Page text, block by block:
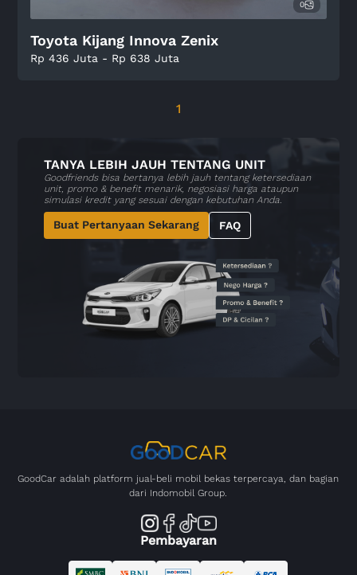
0
Toyota Kijang Innova Zenix
Rp 436 Juta - Rp 638 Juta
1
TANYA LEBIH JAUH TENTANG UNIT
Goodfriends bisa bertanya lebih jauh tentang ketersediaan
unit, promo & benefit menarik, negosiasi harga ataupun
simulasi kredit yang sesuai dengan kebutuhan Anda.
Buat Pertanyaan Sekarang FAQ
GoodCar adalah platform jual-beli mobil bekas terpercaya, dan bagian
dari Indomobil Group.
Pembayaran